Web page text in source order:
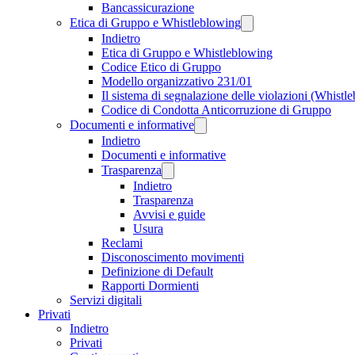
Bancassicurazione
Etica di Gruppo e Whistleblowing
Indietro
Etica di Gruppo e Whistleblowing
Codice Etico di Gruppo
Modello organizzativo 231/01
Il sistema di segnalazione delle violazioni
Codice di Condotta Anticorruzione di Gruppo
Documenti e informative
Indietro
Documenti e informative
Trasparenza
Indietro
Trasparenza
Avvisi e guide
Usura
Reclami
Disconoscimento movimenti
Definizione di Default
Rapporti Dormienti
Servizi digitali
Privati
Indietro
Privati